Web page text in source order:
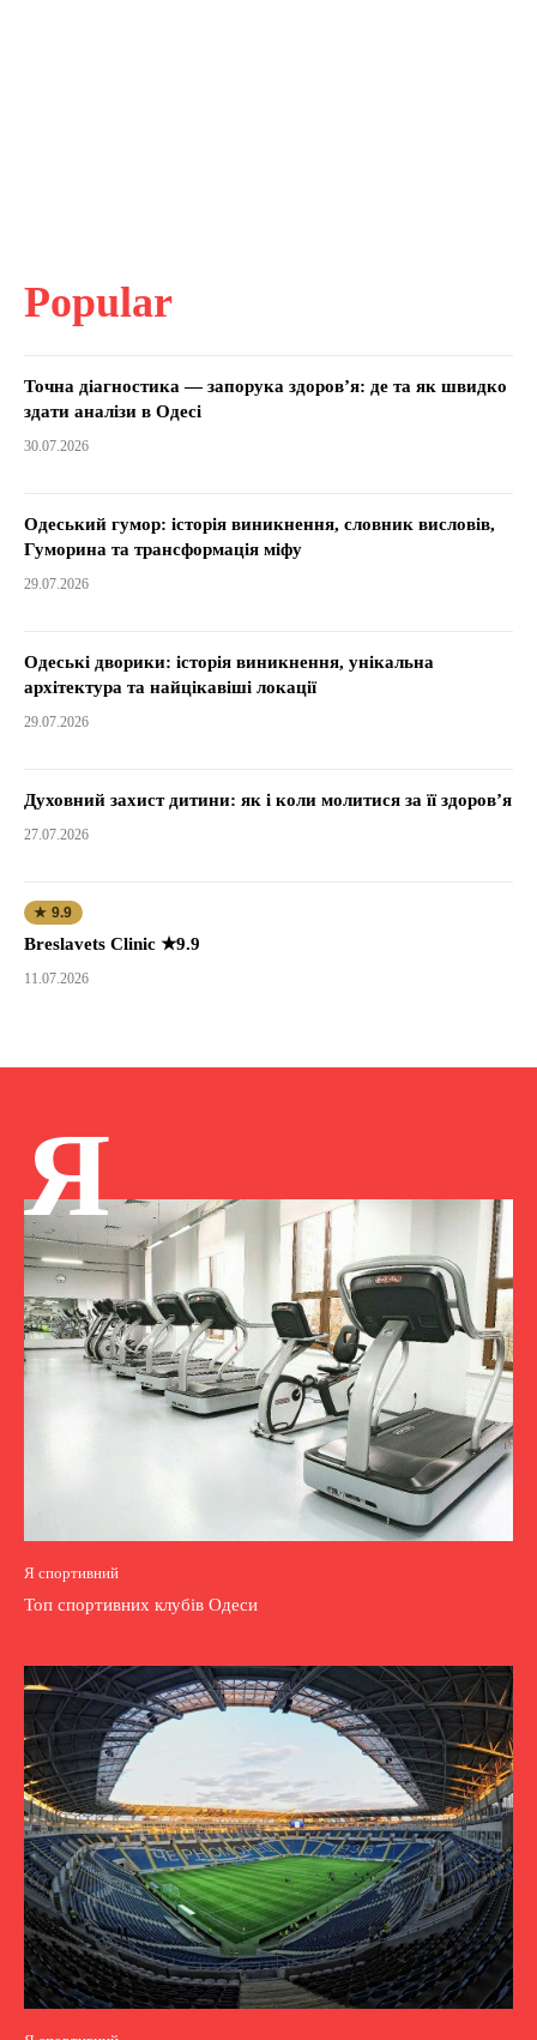
Popular
Точна діагностика — запорука здоров’я: де та як швидко
здати аналізи в Одесі
30.07.2026
Одеський гумор: історія виникнення, словник висловів,
Гуморина та трансформація міфу
29.07.2026
Одеські дворики: історія виникнення, унікальна
архітектура та найцікавіші локації
29.07.2026
Духовний захист дитини: як і коли молитися за її здоров’я
27.07.2026
★ 9.9
Breslavets Clinic ★9.9
11.07.2026
Я
Я спортивний
Топ спортивних клубів Одеси